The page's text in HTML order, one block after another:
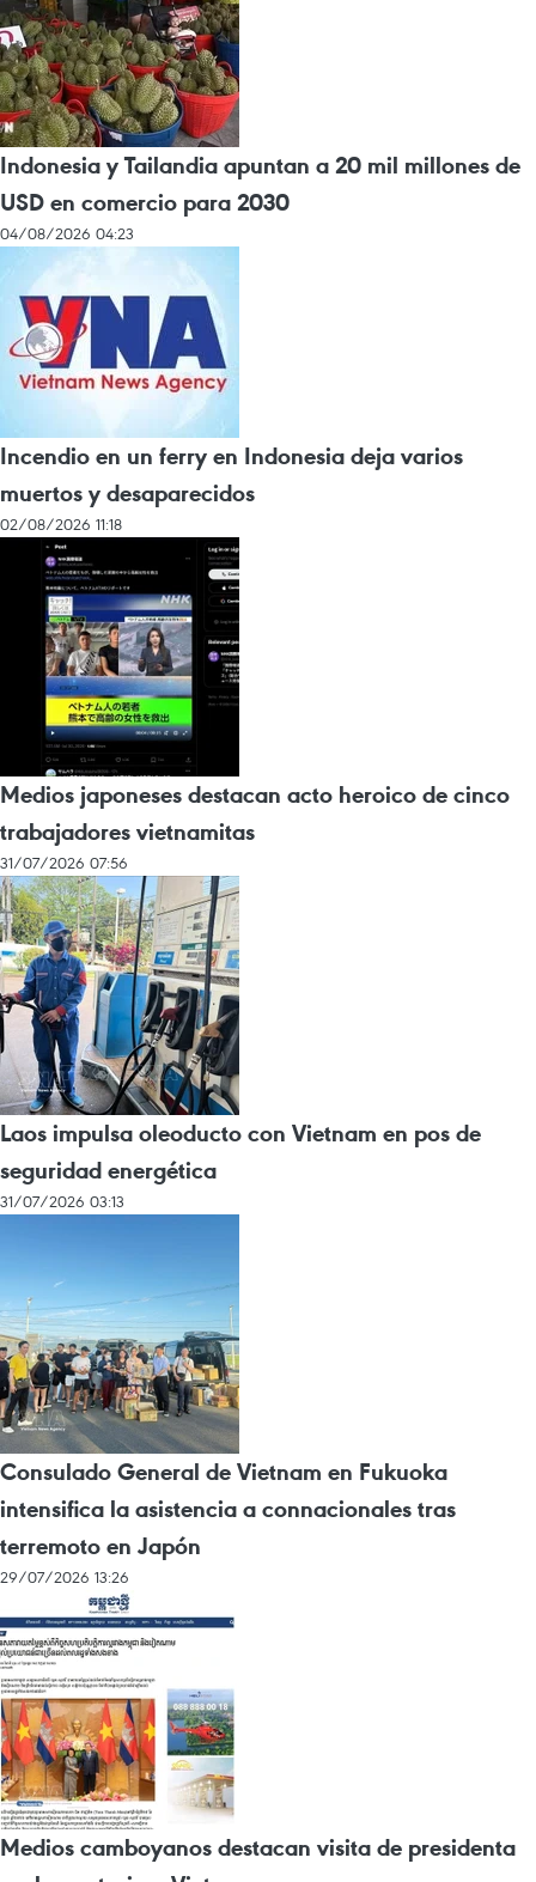
Indonesia y Tailandia apuntan a 20 mil millones de
USD en comercio para 2030
04/08/2026 04:23
Incendio en un ferry en Indonesia deja varios
muertos y desaparecidos
02/08/2026 11:18
Medios japoneses destacan acto heroico de cinco
trabajadores vietnamitas
31/07/2026 07:56
Laos impulsa oleoducto con Vietnam en pos de
seguridad energética
31/07/2026 03:13
Consulado General de Vietnam en Fukuoka
intensifica la asistencia a connacionales tras
terremoto en Japón
29/07/2026 13:26
Medios camboyanos destacan visita de presidenta